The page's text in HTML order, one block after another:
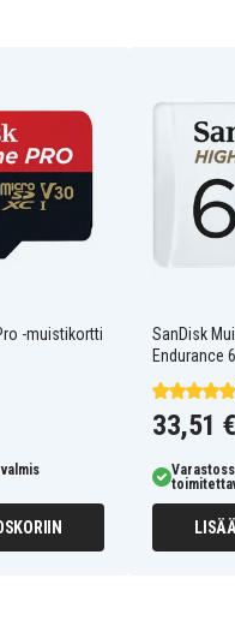
-muistikortti
SanDisk
Endurance
33,51 €